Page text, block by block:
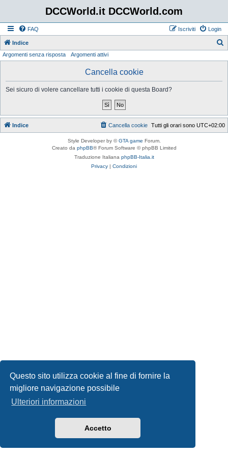
Questo sito utilizza cookie al fine di fornire la
migliore navigazione possibile
Ulteriori informazioni
Accetto
DCCWorld.it DCCWorld.com
FAQ Login
Iscriviti
Indice
Argomenti senza risposta Argomenti attivi
Cancella cookie
Sei sicuro di volere cancellare tutti i cookie di questa Board?
Indice Tutti gli orari sono UTC+02:00
Cancella cookie
Style Developer by ©GTA game Forum.
Creato da phpBB® Forum Software © phpBB Limited
Traduzione Italiana phpBB-Italia.it
Privacy | Condizioni